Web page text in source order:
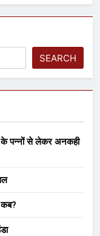
SEARCH
के पन्नों से लेकर अनकही
कब?